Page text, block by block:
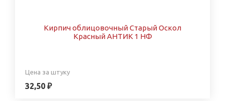
Кирпич облицовочный Старый Оскол
Красный АНТИК 1 НФ
Цена за штуку
32,50 ₽